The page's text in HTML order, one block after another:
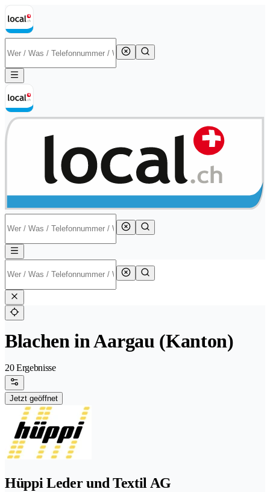
Blachen in Aargau (Kanton)
20 Ergebnisse
Jetzt geöffnet
Hüppi Leder und Textil AG